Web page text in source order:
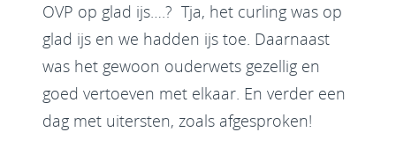
OVP op glad ijs….? Tja, het curling was op
glad ijs en we hadden ijs toe. Daarnaast
was het gewoon ouderwets gezellig en
goed vertoeven met elkaar. En verder een
dag met uitersten, zoals afgesproken!